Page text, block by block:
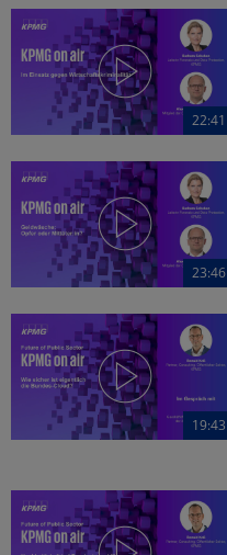
22:41
23:46
19:43